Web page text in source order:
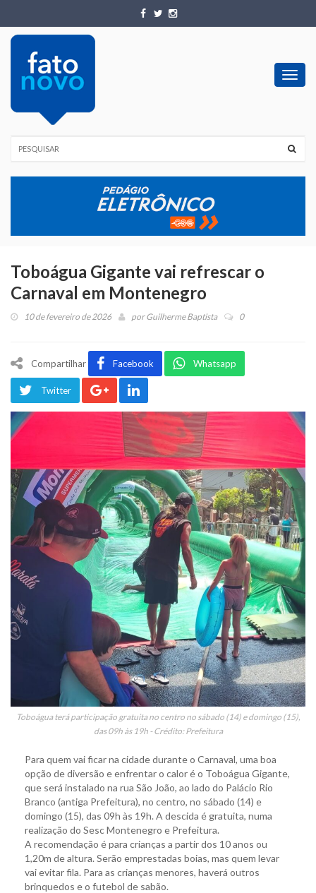
Toboágua Gigante vai refrescar o
Carnaval em Montenegro
10 de fevereiro de 2026 porGuilherme Baptista 0
Compartilhar Facebook Whatsapp
Twitter
Toboágua terá participação gratuita no centro no sábado (14) e domingo (15),
das 09h às 19h - Crédito: Prefeitura
Para quem vai ficar na cidade durante o Carnaval, uma boa
opção de diversão e enfrentar o calor é o Toboágua Gigante,
que será instalado na rua São João, ao lado do Palácio Rio
Branco (antiga Prefeitura), no centro, no sábado (14) e
domingo (15), das 09h às 19h. A descida é gratuita, numa
realização do Sesc Montenegro e Prefeitura.
A recomendação é para crianças a partir dos 10 anos ou
1,20m de altura. Serão emprestadas boias, mas quem levar
vai evitar fila. Para as crianças menores, haverá outros
brinquedos e o futebol de sabão.